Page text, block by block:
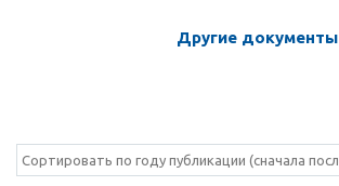
Другие документы